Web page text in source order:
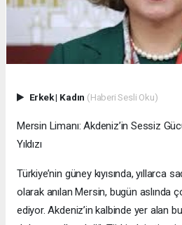
Erkek| Kadın (Haberi Sesli Oku)
Mersin Limanı: Akdeniz’in Sessiz
Yıldızı
Türkiye’nin güney kıyısında, yıllarca
olarak anılan Mersin, bugün aslında
ediyor. Akdeniz’in kalbinde yer alan